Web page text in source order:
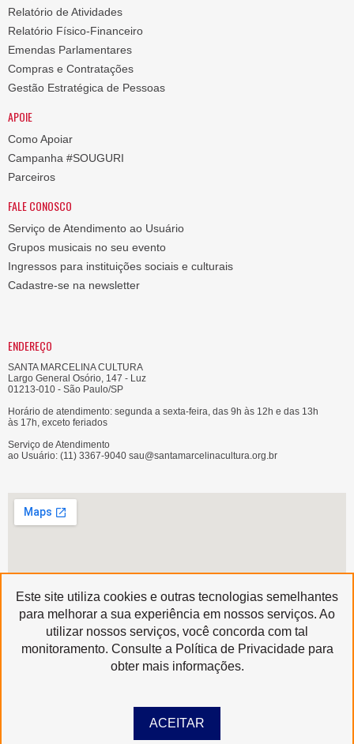
Relatório de Atividades
Relatório Físico-Financeiro
Emendas Parlamentares
Compras e Contratações
Gestão Estratégica de Pessoas
APOIE
Como Apoiar
Campanha #SOUGURI
Parceiros
FALE CONOSCO
Serviço de Atendimento ao Usuário
Grupos musicais no seu evento
Ingressos para instituições sociais e culturais
Cadastre-se na newsletter
ENDEREÇO
SANTA MARCELINA CULTURA
Largo General Osório, 147 - Luz
01213-010 - São Paulo/SP
Horário de atendimento: segunda a sexta-feira, das 9h às 12h e das 13h
às 17h, exceto feriados
Serviço de Atendimento
ao Usuário: (11) 3367-9040 sau@santamarcelinacultura.org.br
Produzido por
Copyright © 2020 | Santa Marcelina Cultura • Todos os Direitos Reservados
Este site utiliza cookies e outras tecnologias semelhantes
para melhorar a sua experiência em nossos serviços. Ao
utilizar nossos serviços, você concorda com tal
monitoramento. Consulte a Política de Privacidade para
obter mais informações.
ACEITAR